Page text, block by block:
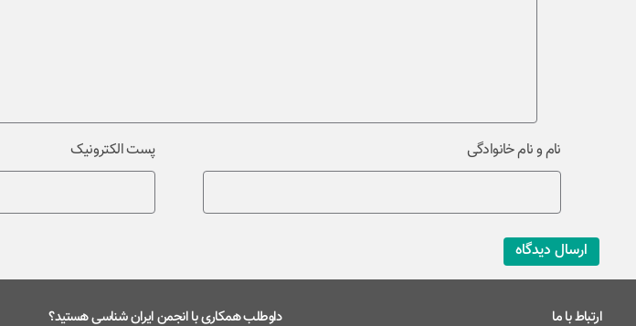
نام و نام خانوادگی پست الکترونیک
ارسال دیدگاه
ارتباط با ما داوطلب همکاری با انجمن ایران شناسی هستید؟